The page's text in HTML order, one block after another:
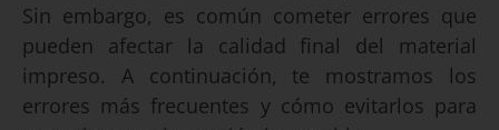
Sin embargo, es común cometer errores que
pueden afectar la calidad final del material
impreso. A continuación, te mostramos los
errores más frecuentes y cómo evitarlos para